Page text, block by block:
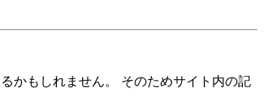
かもしれません。 そのためサイト内の記